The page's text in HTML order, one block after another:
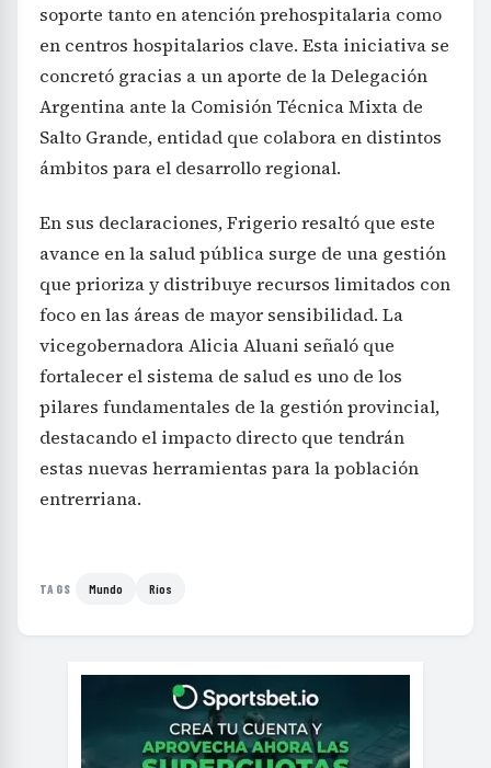
soporte tanto en atención prehospitalaria como
en centros hospitalarios clave. Esta iniciativa se
concretó gracias a un aporte de la Delegación
Argentina ante la Comisión Técnica Mixta de
Salto Grande, entidad que colabora en distintos
ámbitos para el desarrollo regional.
En sus declaraciones, Frigerio resaltó que este
avance en la salud pública surge de una gestión
que prioriza y distribuye recursos limitados con
foco en las áreas de mayor sensibilidad. La
vicegobernadora Alicia Aluani señaló que
fortalecer el sistema de salud es uno de los
pilares fundamentales de la gestión provincial,
destacando el impacto directo que tendrán
estas nuevas herramientas para la población
entrerriana.
TAGS Mundo Ríos